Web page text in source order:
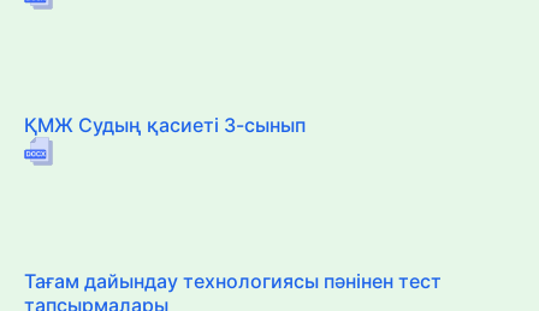
ҚМЖ Судың қасиеті 3-сынып
Тағам дайындау технологиясы пәнінен тест
тапсырмалары